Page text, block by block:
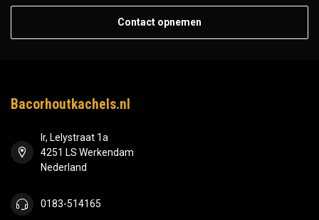
Contact opnemen
Bacorhoutkachels.nl
Ir, Lelystraat 1a
4251 LS Werkendam
Nederland
0183-514165